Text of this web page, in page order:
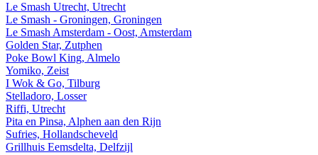
Le Smash Utrecht, Utrecht
Le Smash - Groningen, Groningen
Le Smash Amsterdam - Oost, Amsterdam
Golden Star, Zutphen
Poke Bowl King, Almelo
Yomiko, Zeist
I Wok & Go, Tilburg
Stelladoro, Losser
Riffi, Utrecht
Pita en Pinsa, Alphen aan den Rijn
Sufries, Hollandscheveld
Grillhuis Eemsdelta, Delfzijl